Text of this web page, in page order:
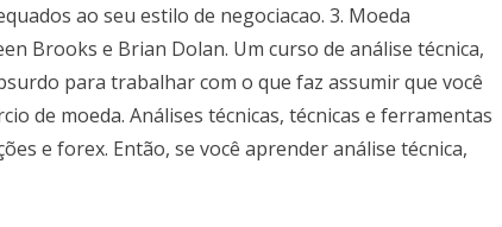
ao seu estilo de negociacao. 3. Moeda
Brooks e Brian Dolan. Um curso de análise técnica,
para trabalhar com o que faz assumir que você
de moeda. Análises técnicas, técnicas e ferramentas
e forex. Então, se você aprender análise técnica,